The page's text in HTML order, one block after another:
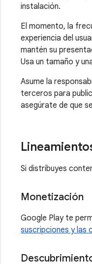
instalación.
El momento, la
experiencia del
mantén su
Usa un tamaño y
Asume la
terceros para
asegúrate de que
Si distribuyes
Monetización
Google Play te
suscripciones y las